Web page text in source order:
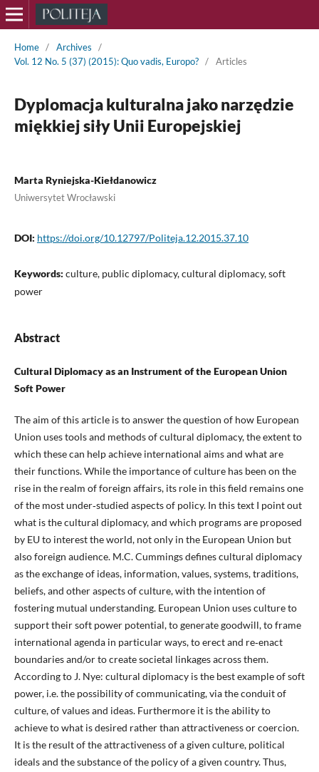
Home / Archives
/
Vol. 12 No. 5 (37) (2015): Quo vadis, Europo? / Articles
Dyplomacja kulturalna jako narzędzie
miękkiej siły Unii Europejskiej
Marta Ryniejska-Kiełdanowicz
Uniwersytet Wrocławski
DOI: https://doi.org/10.12797/Politeja.12.2015.37.10
Keywords: culture, public diplomacy, cultural diplomacy, soft
power
Abstract
Cultural Diplomacy as an Instrument of the European Union
Soft Power
The aim of this article is to answer the question of how European
Union uses tools and methods of cultural diplomacy, the extent to
which these can help achieve international aims and what are
their functions. While the importance of culture has been on the
rise in the realm of foreign affairs, its role in this field remains one
of the most under‑studied aspects of policy. In this text I point out
what is the cultural diplomacy, and which programs are proposed
by EU to interest the world, not only in the European Union but
also foreign audience. M.C. Cummings defines cultural diplomacy
as the exchange of ideas, information, values, systems, traditions,
beliefs, and other aspects of culture, with the intention of
fostering mutual understanding. European Union uses culture to
support their soft power potential, to generate goodwill, to frame
international agenda in particular ways, to erect and re‑enact
boundaries and/or to create societal linkages across them.
According to J. Nye: cultural diplomacy is the best example of soft
power, i.e. the possibility of communicating, via the conduit of
culture, of values and ideas. Furthermore it is the ability to
achieve to what is desired rather than attractiveness or coercion.
It is the result of the attractiveness of a given culture, political
ideals and the substance of the policy of a given country. Thus,